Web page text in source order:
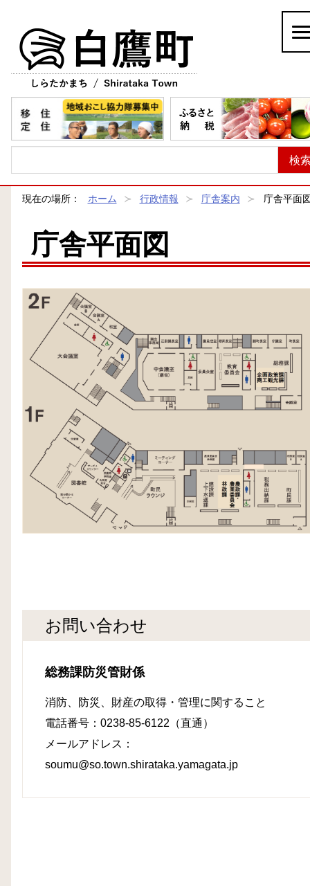
現在の場所： ホーム 行政情報 庁舎案内 庁舎平面
庁舎平面図
お問い合わせ
総務課防災管財係
消防、防災、財産の取得・管理に関すること
電話番号：0238-85-6122（直通）
メールアドレス：
soumu@so.town.shirataka.yamagata.jp